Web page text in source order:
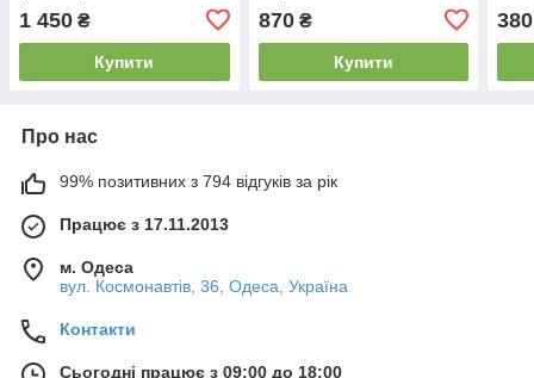
1 450 ₴
Купити
870₴
Купити
380
Про нас
99% позитивних з 794 відгуків за рік
Працює з 17.11.2013
м. Одеса
вул. Космонавтів, 36, Одеса, Україна
Контакти
Сьогодні працює з 09:00 до 18:00